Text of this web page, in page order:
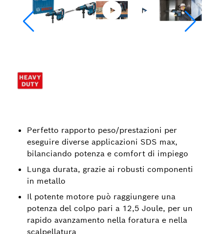
Perfetto rapporto peso/prestazioni per
eseguire diverse applicazioni SDS max,
bilanciando potenza e comfort di impiego
Lunga durata, grazie ai robusti componenti
in metallo
Il potente motore può raggiungere una
potenza del colpo pari a 12,5 Joule, per un
rapido avanzamento nella foratura e nella
scalpellatura